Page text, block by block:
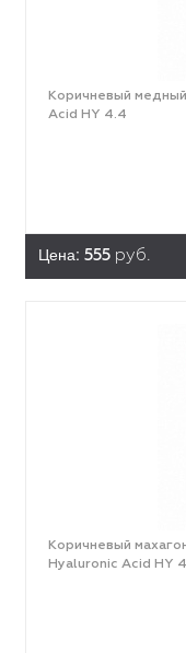
Коричневый
Acid HY 4.4
Цена: 555 руб.
Коричневый
Hyaluronic Acid HY